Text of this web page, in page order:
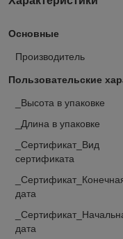
Основные
Производитель
Пользовательские
_Высота в упаковке
_Длина в упаковке
_Сертификат_Вид
сертификата
дата
дата